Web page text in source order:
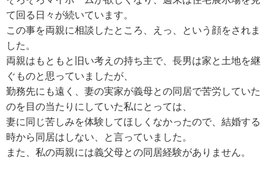
て回る日々が続いています。
この事を両親に相談したところ、えっ、という顔をされま
した。
両親はもともと旧い考えの持ち主で、長男は家と土地を継
ぐものと思っていましたが、
勤務先にも遠く、妻の実家が義母との同居で苦労していた
のを目の当たりにしていた私にとっては、
妻に同じ苦しみを体験してほしくなかったので、結婚する
時から同居はしない、と言っていました。
また、私の両親には義父母との同居経験がありません。